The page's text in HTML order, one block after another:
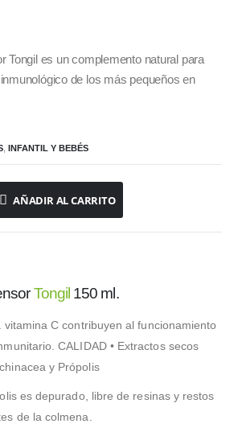
Tongil es un complemento natural para
de los más pequeños en
INFANTIL Y BEBÉS
AÑADIR AL CARRITO
Tongil 150 ml.
C contribuyen al funcionamiento
CALIDAD • Extractos secos
y Própolis
es depurado, libre de resinas y restos
de la colmena.